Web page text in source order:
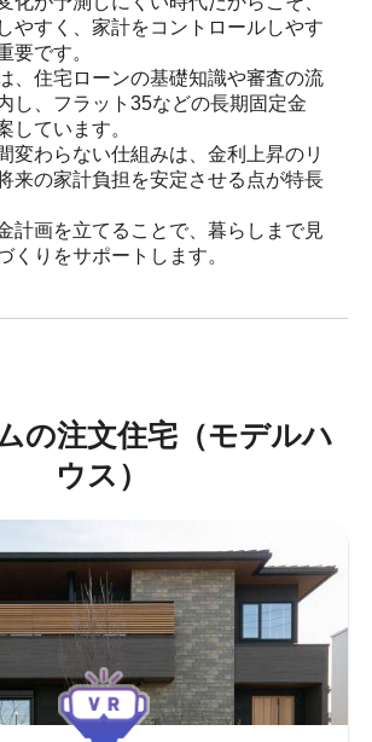
やすく、家計をコントロールしやす
要です。
、住宅ローンの基礎知識や審査の流
し、フラット35などの長期固定金
しています。
変わらない仕組みは、金利上昇のリ
来の家計負担を安定させる点が特長
計画を立てることで、暮らしまで見
くりをサポートします。
の注文住宅（モデルハ
ウス）